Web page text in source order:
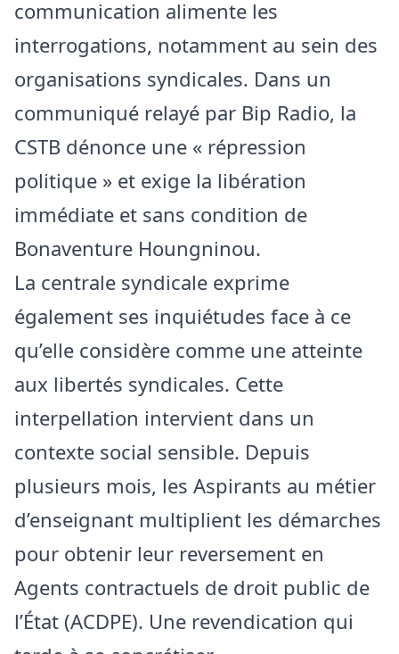
communication alimente les
interrogations, notamment au sein des
organisations syndicales. Dans un
communiqué relayé par Bip Radio, la
CSTB dénonce une « répression
politique » et exige la libération
immédiate et sans condition de
Bonaventure Houngninou.
La centrale syndicale exprime
également ses inquiétudes face à ce
qu’elle considère comme une atteinte
aux libertés syndicales. Cette
interpellation intervient dans un
contexte social sensible. Depuis
plusieurs mois, les Aspirants au métier
d’enseignant multiplient les démarches
pour obtenir leur reversement en
Agents contractuels de droit public de
l’État (ACDPE). Une revendication qui